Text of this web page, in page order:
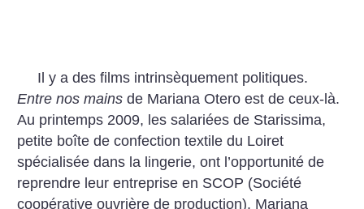
Il y a des films intrinsèquement politiques.
Entre nos mains de Mariana Otero est de ceux-là.
Au printemps 2009, les salariées de Starissima,
petite boîte de confection textile du Loiret
spécialisée dans la lingerie, ont l’opportunité de
reprendre leur entreprise en SCOP (Société
coopérative ouvrière de production). Mariana